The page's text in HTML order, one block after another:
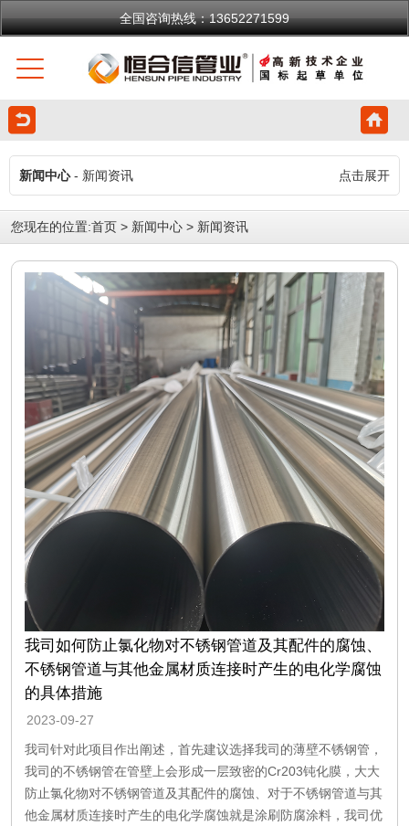
全国咨询热线：13652271599
新闻中心- 新闻资讯 点击展开
您现在的位置:首页 > 新闻中心 > 新闻资讯
我司如何防止氯化物对不锈钢管道及其配件的腐蚀、
不锈钢管道与其他金属材质连接时产生的电化学腐蚀
的具体措施
2023-09-27
我司针对此项目作出阐述，首先建议选择我司的薄壁不锈钢管，
我司的不锈钢管在管壁上会形成一层致密的Cr203钝化膜，大大
防止氯化物对不锈钢管道及其配件的腐蚀、对于不锈钢管道与其
他金属材质连接时产生的电化学腐蚀就是涂刷防腐涂料，我司优